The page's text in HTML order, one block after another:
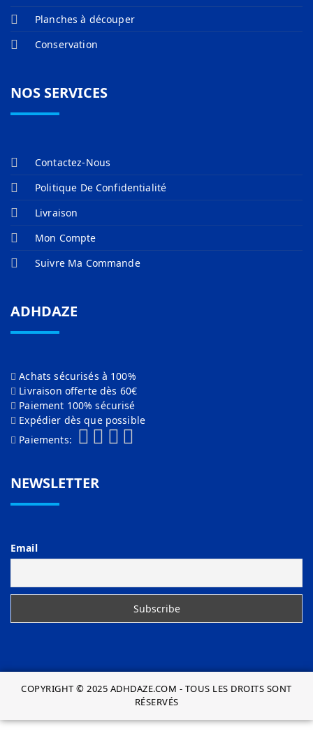
Planches à découper
Conservation
NOS SERVICES
Contactez-Nous
Politique De Confidentialité
Livraison
Mon Compte
Suivre Ma Commande
ADHDAZE
Achats sécurisés à 100%
Livraison offerte dès 60€
Paiement 100% sécurisé
Expédier dès que possible
Paiements:
NEWSLETTER
Email
COPYRIGHT © 2025 ADHDAZE.COM - TOUS LES DROITS SONT
RÉSERVÉS